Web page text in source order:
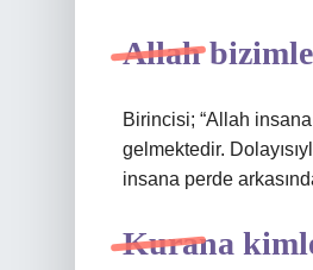
Allah
Birincisi; “Allah
gelmektedir.
insana perde
Kurana